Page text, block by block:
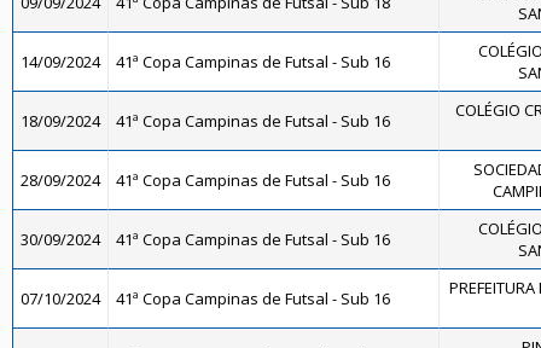
14/09/2024 41ª Copa Campinas de Futsal - Sub 16
18/09/2024 41ª Copa Campinas de Futsal - Sub 16 COLÉGIO
28/09/2024 41ª Copa Campinas de Futsal - Sub 16
30/09/2024 41ª Copa Campinas de Futsal - Sub 16
07/10/2024 41ª Copa Campinas de Futsal - Sub 16